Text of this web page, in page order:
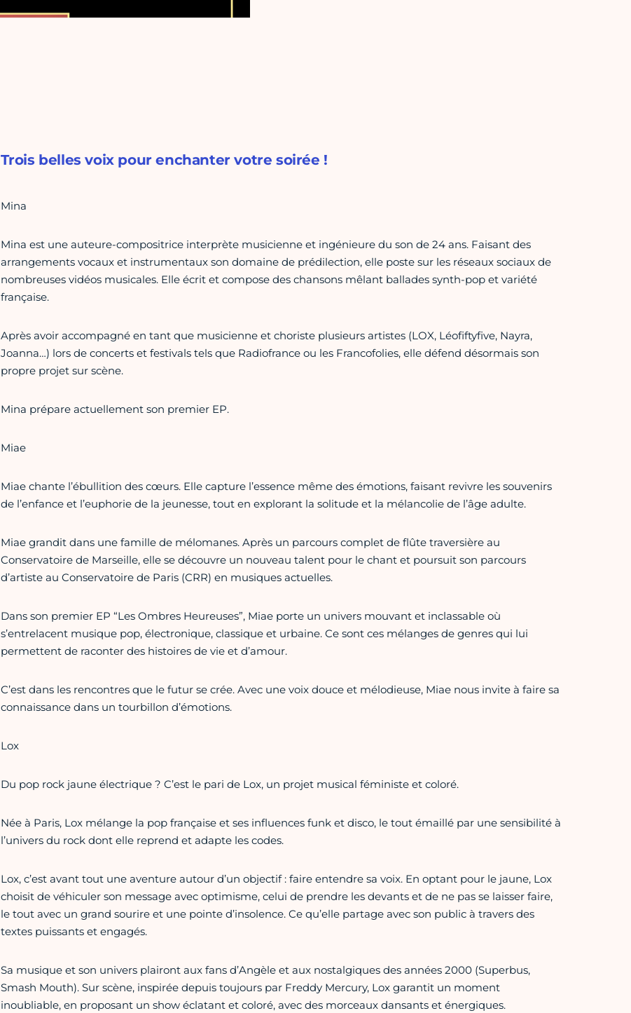
Trois belles voix pour enchanter votre soirée !
Mina
Mina est une auteure-compositrice interprète musicienne et ingénieure du son de 24 ans. Faisant des
arrangements vocaux et instrumentaux son domaine de prédilection, elle poste sur les réseaux sociaux de
nombreuses vidéos musicales. Elle écrit et compose des chansons mêlant ballades synth-pop et variété
française.
Après avoir accompagné en tant que musicienne et choriste plusieurs artistes (LOX, Léofiftyfive, Nayra,
Joanna…) lors de concerts et festivals tels que Radiofrance ou les Francofolies, elle défend désormais son
propre projet sur scène.
Mina prépare actuellement son premier EP.
Miae
Miae chante l’ébullition des cœurs. Elle capture l’essence même des émotions, faisant revivre les souvenirs
de l’enfance et l’euphorie de la jeunesse, tout en explorant la solitude et la mélancolie de l’âge adulte.
Miae grandit dans une famille de mélomanes. Après un parcours complet de flûte traversière au
Conservatoire de Marseille, elle se découvre un nouveau talent pour le chant et poursuit son parcours
d’artiste au Conservatoire de Paris (CRR) en musiques actuelles.
Dans son premier EP “Les Ombres Heureuses”, Miae porte un univers mouvant et inclassable où
s’entrelacent musique pop, électronique, classique et urbaine. Ce sont ces mélanges de genres qui lui
permettent de raconter des histoires de vie et d’amour.
C’est dans les rencontres que le futur se crée. Avec une voix douce et mélodieuse, Miae nous invite à faire sa
connaissance dans un tourbillon d’émotions.
Lox
Du pop rock jaune électrique ? C’est le pari de Lox, un projet musical féministe et coloré.
Née à Paris, Lox mélange la pop française et ses influences funk et disco, le tout émaillé par une sensibilité à
l’univers du rock dont elle reprend et adapte les codes.
Lox, c’est avant tout une aventure autour d’un objectif : faire entendre sa voix. En optant pour le jaune, Lox
choisit de véhiculer son message avec optimisme, celui de prendre les devants et de ne pas se laisser faire,
le tout avec un grand sourire et une pointe d’insolence. Ce qu’elle partage avec son public à travers des
textes puissants et engagés.
Sa musique et son univers plairont aux fans d’Angèle et aux nostalgiques des années 2000 (Superbus,
Smash Mouth). Sur scène, inspirée depuis toujours par Freddy Mercury, Lox garantit un moment
inoubliable, en proposant un show éclatant et coloré, avec des morceaux dansants et énergiques.